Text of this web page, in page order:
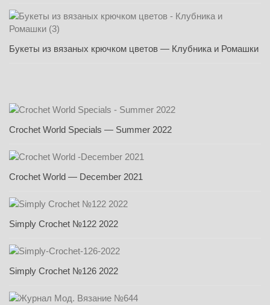
Букеты из вязаных крючком цветов — Клубника и Ромашки
Crochet World Specials — Summer 2022
Crochet World — December 2021
Simply Crochet №122 2022
Simply Crochet №126 2022